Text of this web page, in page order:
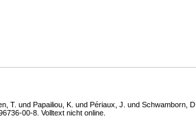
T. und Papailiou, K. und Périaux, J. undSchwamborn, D.
00-8. Volltext nicht online.